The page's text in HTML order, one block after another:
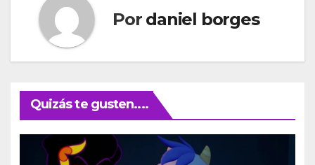
Por daniel borges
Quizás te gusten....